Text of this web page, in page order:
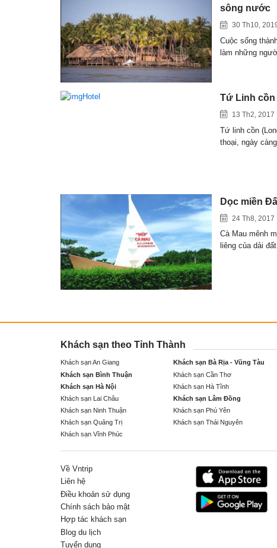
sông nước
30 Th10,
Cuộc sống
làm những
Tứ Linh
13 Th2, 2017
Tứ linh cồn
thoại, ngày
Dọc miền
24 Th8, 2017
Cà Mau mênh
liêng của dải
Khách sạn theo Tỉnh Thành
Khách sạn An Giang Khách sạn Bà Rịa - Vũng Tàu
Khách sạn Bình Thuận
Khách sạn Cần Thơ
Khách sạn Hà Nội
Khách sạn Hà Tĩnh
Khách sạn Lai Châu
Khách sạn Lâm Đồng
Khách sạn Ninh Thuận
Khách sạn Phú Yên
Khách sạn Quảng Trị
Khách sạn Thái Nguyên
Khách sạn Vĩnh Phúc
Về Vntrip
Liên hệ
Điều khoản sử dụng
Chính sách bảo mật
Hợp tác khách sạn
Blog du lịch
Tuyển dụng